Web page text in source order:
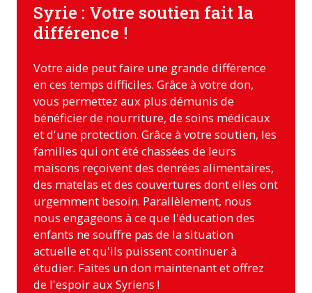
Syrie : Votre soutien fait la
différence !
Votre aide peut faire une grande différence
en ces temps difficiles. Grâce à votre don,
vous permettez aux plus démunis de
bénéficier de nourriture, de soins médicaux
et d'une protection. Grâce à votre soutien, les
familles qui ont été chassées de leurs
maisons reçoivent des denrées alimentaires,
des matelas et des couvertures dont elles ont
urgemment besoin. Parallèlement, nous
nous engageons à ce que l'éducation des
enfants ne souffre pas de la situation
actuelle et qu'ils puissent continuer à
étudier. Faites un don maintenant et offrez
de l'espoir aux Syriens !